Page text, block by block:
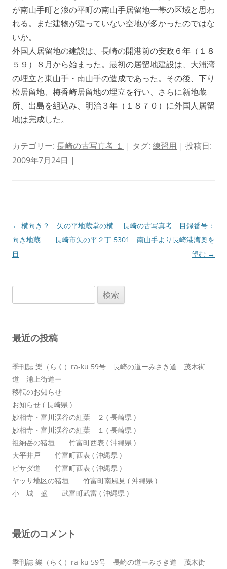
が南山手町と浪の平町の南山手居留地一帯の区域と思わ
れる。まだ建物が建っていない空地が多かったのではな
いか。
外国人居留地の建設は、長崎の開港前の安政６年（１８
５９）８月から始まった。最初の居留地建設は、大浦湾
の埋立と東山手・南山手の造成であった。その後、下り
松居留地、梅香崎居留地の埋立を行い、さらに新地蔵
所、出島を組込み、明治３年（１８７０）に外国人居留
地は完成した。
カテゴリー: 長崎の古写真考 １ | タグ: 練習用 | 投稿日:
2009年7月24日 |
投
稿
ナ
ン
← 横向き？ 矢の平地蔵堂の横
向き地蔵 長崎市矢の平２丁
目
長崎の古写真考 目録番号：
5301 南山手より長崎港湾奥を
望む →
索:
最近の投稿
季刊誌 樂（らく）ra-ku 59号 長崎の道ーみさき道 茂木街
道 浦上街道ー
移転のお知らせ
お知らせ ( 長崎県 )
妙相寺・富川渓谷の紅葉 ２ ( 長崎県 )
妙相寺・富川渓谷の紅葉 １ ( 長崎県 )
祖納岳の猪垣 竹富町西表 ( 沖縄県 )
大平井戸 竹富町西表 ( 沖縄県 )
ピサダ道 竹富町西表 ( 沖縄県 )
ヤッサ地区の猪垣 竹富町南風見 ( 沖縄県 )
小 城 盛 武富町武富 ( 沖縄県 )
最近のコメント
季刊誌 樂（らく）ra-ku 59号 長崎の道ーみさき道 茂木街